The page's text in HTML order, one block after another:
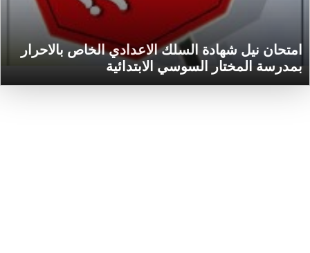
امتحان نيل شهادة السلك الاعدادي الخاص بالاحرار
بمدرسة المختار السوسي الابتدائية